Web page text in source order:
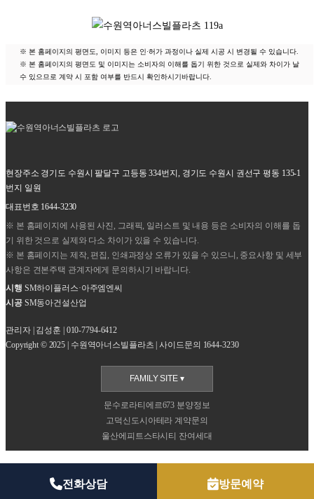
※ 본 홈페이지의 평면도, 이미지 등은 인·허가 과정이나 실제 시공 시 변경될 수 있습니다.
※ 본 홈페이지의 평면도 및 이미지는 소비자의 이해를 돕기 위한 것으로 실제와 차이가 날
수 있으므로 계약 시 포함 여부를 반드시 확인하시기바랍니다.
현장주소 경기도 수원시 팔달구 고등동 334번지, 경기도 수원시 권선구 평동 135-1
번지 일원
대표번호 1644-3230
※ 본 홈페이지에 사용된 사진, 그래픽, 일러스트 및 내용 등은 소비자의 이해를 돕
기 위한 것으로 실제와 다소 차이가 있을 수 있습니다.
※ 본 홈페이지는 제작, 편집, 인쇄과정상 오류가 있을 수 있으니, 중요사항 및 세부
사항은 견본주택 관계자에게 문의하시기 바랍니다.
시행 SM하이플러스·아주엠엔씨
시공 SM동아건설산업
관리자 김성훈
010-7794-6412
Copyright © 2025
수원역아너스빌플라츠 사이드문의 1644-3230
FAMILY SITE ▾
문수로라티에르673 분양정보
고덕신도시아테라 계약문의
울산에피트스타시티 잔여세대
전화상담 방문예약